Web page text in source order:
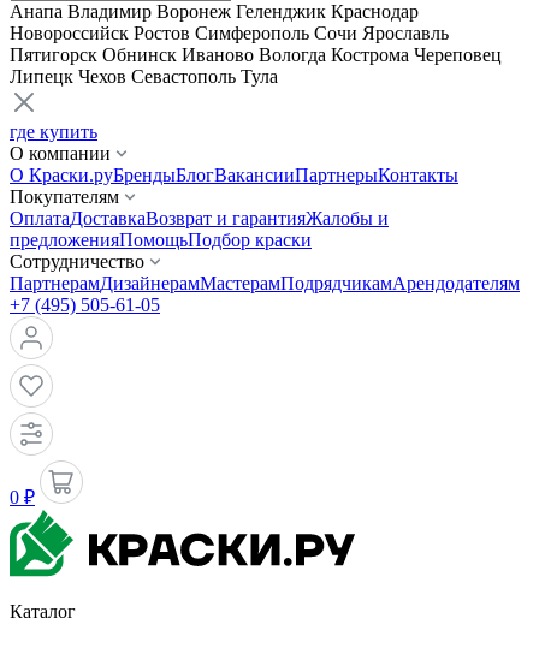
Анапа Владимир Воронеж Геленджик Краснодар
Новороссийск Ростов Симферополь Сочи Ярославль
Пятигорск Обнинск Иваново Вологда Кострома Череповец
Липецк Чехов Севастополь Тула
где купить
О компании
О Краски.руБрендыБлогВакансииПартнерыКонтакты
Покупателям
ОплатаДоставкаВозврат и гарантияЖалобы и
предложенияПомощьПодбор краски
Сотрудничество
ПартнерамДизайнерамМастерамПодрядчикамАрендодателям
+7 (495) 505-61-05
0 ₽
Каталог